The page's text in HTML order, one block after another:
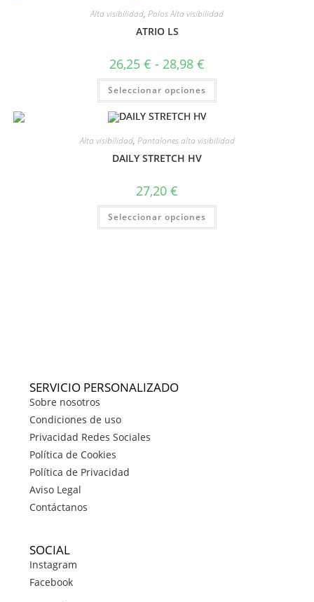
Alta visibilidad, Polos Alta visibilidad
ATRIO LS
26,25 € - 28,98 €
Seleccionar opciones
Alta visibilidad, Pantalones alta visibilidad
DAILY STRETCH HV
27,20 €
Seleccionar opciones
SERVICIO PERSONALIZADO
Sobre nosotros
Condiciones de uso
Privacidad Redes Sociales
Política de Cookies
Política de Privacidad
Aviso Legal
Contáctanos
SOCIAL
Instagram
Facebook